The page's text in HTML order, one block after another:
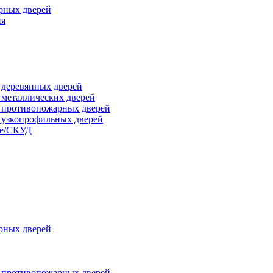
дверей
дверей
дверей
дверей
дверей
СКУД
дверей